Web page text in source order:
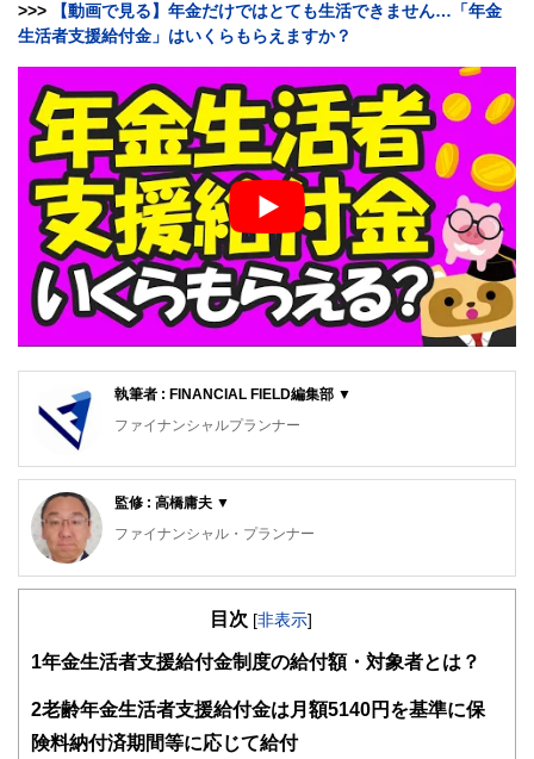
>>>
【動画で見る】年金だけではとても生活できません…「年金
生活者支援給付金」はいくらもらえますか？
執筆者 : FINANCIAL FIELD編集部 ▼
ファイナンシャルプランナー
FinancialField編集部は、金融、経済に関する記事を、日々
知識がない方でも理解できるようわかりやすく発信していま
す。
得者を中心に「お金や暮らし」に関する書籍・雑誌の編集経
験者で構成され、企画立案から記事掲載まですべての工程に
FinancialFieldの特徴は、ファイナンシャルプランナー、弁
ドバイザー、DCプランナー、公認会計士、社会保険労務
士、行政書士、投資アナリスト、キャリアコンサルタントな
監修 : 高橋庸夫 ▼
ファイナンシャル・プランナー
住宅ローンアドバイザー ,宅地建物取引士, マンション管理
サラリーマン生活２４年、その間１０回以上の転勤を経験
に努めるとともに、自らが経験した「サラリーマンの退職、
として、個別相談、セミナー講師など精力的に活動。また、
マンション管理士として管理組合運営や役員やマンション居
住者への支援を実施。妻と長女と犬１匹。
目次 [非表示]
1年金生活者支援給付金制度の給付額・対象者とは？
2老齢年金生活者支援給付金は月額5140円を基準に保
険料納付済期間等に応じて給付